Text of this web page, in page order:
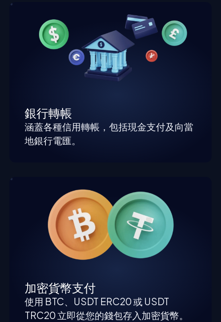
銀行轉帳
涵蓋各種信用轉帳，包括現金支付及向當
地銀行電匯。
加密貨幣支付
使用 BTC、USDT ERC20 或 USDT
TRC20 立即從您的錢包存入加密貨幣。